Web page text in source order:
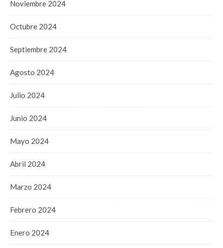
Noviembre 2024
Octubre 2024
Septiembre 2024
Agosto 2024
Julio 2024
Junio 2024
Mayo 2024
Abril 2024
Marzo 2024
Febrero 2024
Enero 2024